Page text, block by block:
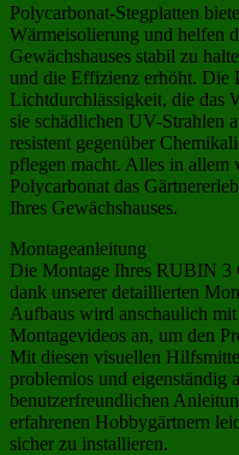
Polycarbonat-Stegplatten
Wärmeisolierung und helfen
Gewächshauses stabil zu
und die Effizienz erhöht. Die
Lichtdurchlässigkeit, die das
sie schädlichen UV-Strahlen
resistent gegenüber
pflegen macht. Alles in allem
Polycarbonat das
Ihres Gewächshauses.
Montageanleitung
Die Montage Ihres RUBIN 3
dank unserer detaillierten
Aufbaus wird anschaulich
Montagevideos an, um den
Mit diesen visuellen
problemlos und eigenständig
benutzerfreundlichen
erfahrenen Hobbygärtnern
sicher zu installieren.